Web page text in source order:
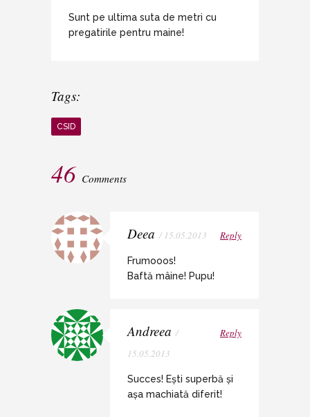
Sunt pe ultima suta de metri cu
pregatirile pentru maine!
Tags:
CSID
46 Comments
Deea / 15.05.2013 Reply
Frumooos!
Baftă mâine! Pupu!
Andreea /
15.05.2013
Reply
Succes! Ești superbă și
așa machiată diferit!